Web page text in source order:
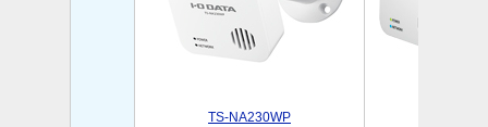
TS-NA230WP